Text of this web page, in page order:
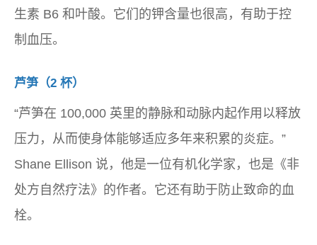
生素 B6 和叶酸。它们的钾含量也很高，有助于控
制血压。
芦笋（2 杯）
“芦笋在 100,000 英里的静脉和动脉内起作用以释放
压力，从而使身体能够适应多年来积累的炎症。”
Shane Ellison 说，他是一位有机化学家，也是《非
处方自然疗法》的作者。它还有助于防止致命的血
栓。